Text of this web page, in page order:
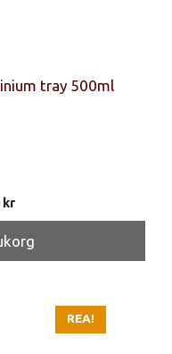
tray 500ml
krDet
nuvarande
priset
är:
REA!